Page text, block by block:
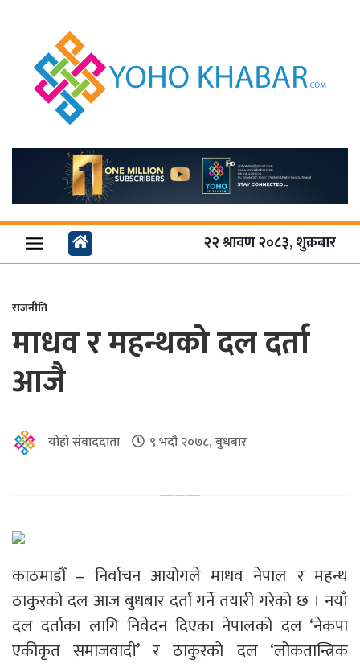
२२ श्रावण २०८३, शुक्रबार
राजनीति
माधव र महन्थको दल दर्ता
आजै
योहो संवाददाता ९ भदौ २०७८, बुधबार
काठमाडौँ – निर्वाचन आयोगले माधव नेपाल र महन्थ
ठाकुरको दल आज बुधबार दर्ता गर्ने तयारी गरेको छ । नयाँ
दल दर्ताका लागि निवेदन दिएका नेपालको दल ‘नेकपा
एकीकृत समाजवादी’ र ठाकुरको दल ‘लोकतान्त्रिक